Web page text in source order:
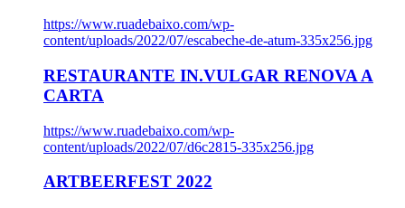
https://www.ruadebaixo.com/wp-
content/uploads/2022/07/escabeche-de-atum-335x256.jpg
RESTAURANTE IN.VULGAR RENOVA A
CARTA
https://www.ruadebaixo.com/wp-
content/uploads/2022/07/d6c2815-335x256.jpg
ARTBEERFEST 2022